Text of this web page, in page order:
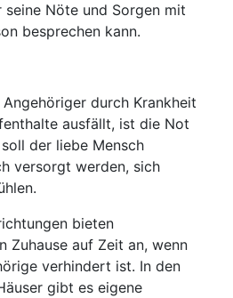
seine Nöte und Sorgen mit
besprechen kann.
durch Krankheit
ausfällt, ist die Not
der liebe Mensch
versorgt werden, sich
bieten
Zuhause auf Zeit an, wenn
verhindert ist. In den
gibt es eigene